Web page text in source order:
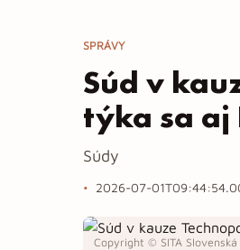
SPRÁVY
Súd v
týka sa aj
Súdy
2026-07-
Copyright © SITA